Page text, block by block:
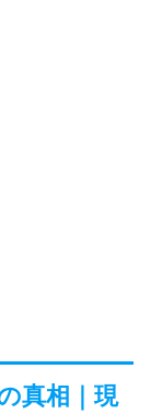
真相｜現